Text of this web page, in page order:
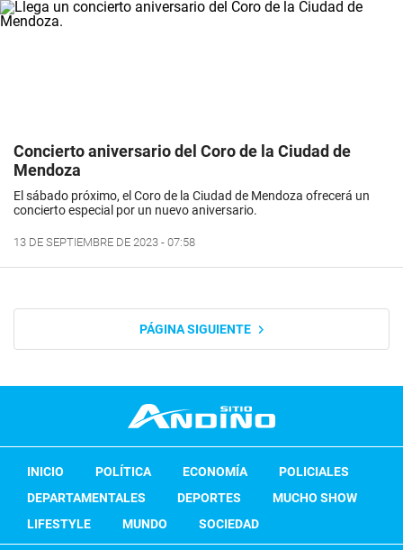
Concierto aniversario del Coro de la Ciudad de
Mendoza
El sábado próximo, el Coro de la Ciudad de Mendoza ofrecerá un
concierto especial por un nuevo aniversario.
13 DE SEPTIEMBRE DE 2023 - 07:58
PÁGINA SIGUIENTE
INICIO POLÍTICA ECONOMÍA
POLICIALES
DEPARTAMENTALES
DEPORTES
MUCHO SHOW
LIFESTYLE
MUNDO SOCIEDAD